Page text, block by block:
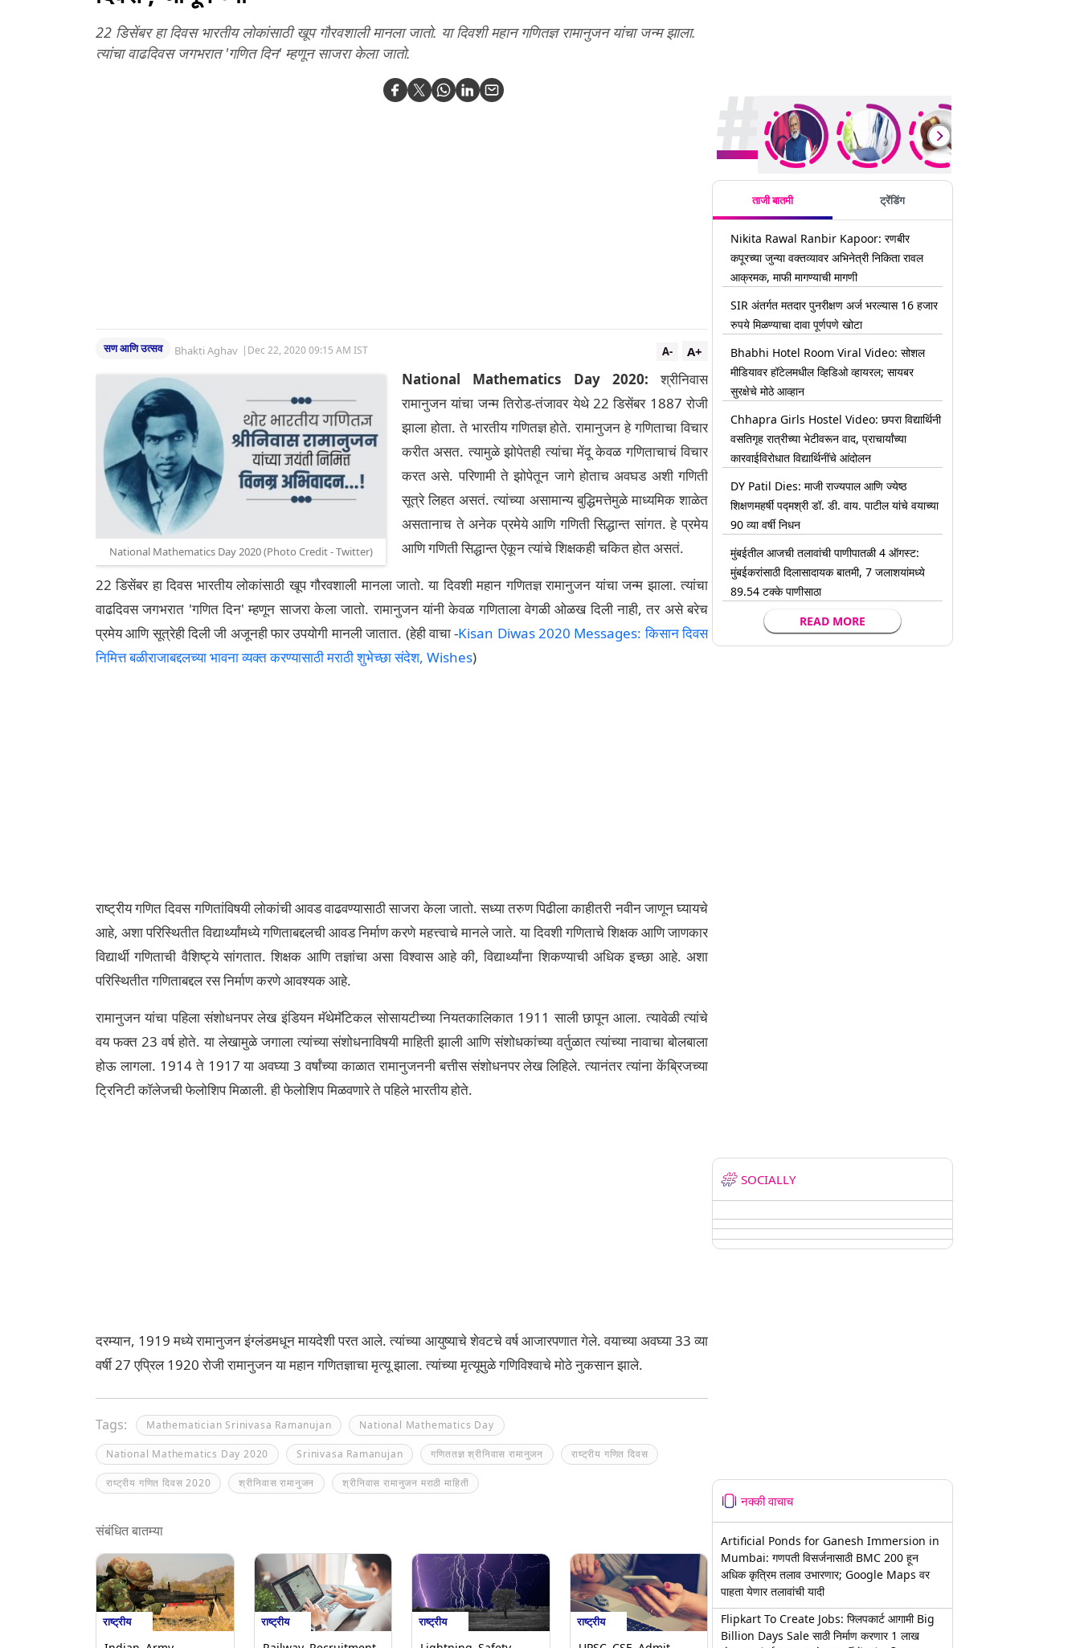
22 डिसेंबर हा दिवस भारतीय लोकांसाठी खूप गौरवशाली मानला जातो. या दिवशी महान गणितज्ञ रामानुजन यांचा जन्म झाला.
त्यांचा वाढदिवस जगभरात 'गणित दिन' म्हणून साजरा केला जातो.
सण आणि उत्सव Bhakti Aghav | Dec 22, 2020 09:15 AM IST A+
A-
National Mathematics Day 2020 (Photo Credit - Twitter)
National Mathematics Day 2020: श्रीनिवास
रामानुजन यांचा जन्म तिरोड-तंजावर येथे 22 डिसेंबर 1887 रोजी
झाला होता. ते भारतीय गणितज्ञ होते. रामानुजन हे गणिताचा विचार
करीत असत. त्यामुळे झोपेतही त्यांचा मेंदू केवळ गणिताचाचं विचार
करत असे. परिणामी ते झोपेतून जागे होताच अवघड अशी गणिती
सूत्रे लिहत असतं. त्यांच्या असामान्य बुद्धिमत्तेमुळे माध्यमिक शाळेत
असतानाच ते अनेक प्रमेये आणि गणिती सिद्धान्त सांगत. हे प्रमेय
आणि गणिती सिद्धान्त ऐकून त्यांचे शिक्षकही चकित होत असतं.
22 डिसेंबर हा दिवस भारतीय लोकांसाठी खूप गौरवशाली मानला जातो. या दिवशी महान गणितज्ञ रामानुजन यांचा जन्म झाला. त्यांचा
वाढदिवस जगभरात 'गणित दिन' म्हणून साजरा केला जातो. रामानुजन यांनी केवळ गणिताला वेगळी ओळख दिली नाही, तर असे बरेच
प्रमेय आणि सूत्रेही दिली जी अजूनही फार उपयोगी मानली जातात. (हेही वाचा -Kisan Diwas 2020 Messages: किसान दिवस
निमित्त बळीराजाबद्दलच्या भावना व्यक्त करण्यासाठी मराठी शुभेच्छा संदेश, Wishes)
राष्ट्रीय गणित दिवस गणितांविषयी लोकांची आवड वाढवण्यासाठी साजरा केला जातो. सध्या तरुण पिढीला काहीतरी नवीन जाणून घ्यायचे
आहे, अशा परिस्थितीत विद्यार्थ्यांमध्ये गणिताबद्दलची आवड निर्माण करणे महत्त्वाचे मानले जाते. या दिवशी गणिताचे शिक्षक आणि जाणकार
विद्यार्थी गणिताची वैशिष्ट्ये सांगतात. शिक्षक आणि तज्ञांचा असा विश्वास आहे की, विद्यार्थ्यांना शिकण्याची अधिक इच्छा आहे. अशा
परिस्थितीत गणिताबद्दल रस निर्माण करणे आवश्यक आहे.
रामानुजन यांचा पहिला संशोधनपर लेख इंडियन मॅथेमॅटिकल सोसायटीच्या नियतकालिकात 1911 साली छापून आला. त्यावेळी त्यांचे
वय फक्त 23 वर्ष होते. या लेखामुळे जगाला त्यांच्या संशोधनाविषयी माहिती झाली आणि संशोधकांच्या वर्तुळात त्यांच्या नावाचा बोलबाला
होऊ लागला. 1914 ते 1917 या अवघ्या 3 वर्षांच्या काळात रामानुजननी बत्तीस संशोधनपर लेख लिहिले. त्यानंतर त्यांना केंब्रिजच्या
ट्रिनिटी कॉलेजची फेलोशिप मिळाली. ही फेलोशिप मिळवणारे ते पहिले भारतीय होते.
दरम्यान, 1919 मध्ये रामानुजन इंग्लंडमधून मायदेशी परत आले. त्यांच्या आयुष्याचे शेवटचे वर्ष आजारपणात गेले. वयाच्या अवघ्या 33 व्या
वर्षी 27 एप्रिल 1920 रोजी रामानुजन या महान गणितज्ञाचा मृत्यू झाला. त्यांच्या मृत्यूमुळे गणिविश्वाचे मोठे नुकसान झाले.
Tags: Mathematician Srinivasa Ramanujan National Mathematics Day
National Mathematics Day 2020 Srinivasa Ramanujan गणिततज्ञ श्रीनिवास रामानुजन राष्ट्रीय गणित दिवस
राष्ट्रीय गणित दिवस 2020 श्रीनिवास रामानुजन श्रीनिवास रामानुजन मराठी माहिती
संबंधित बातम्या
राष्ट्रीय राष्ट्रीय राष्ट्रीय राष्ट्रीय
ताजी बातमी ट्रेंडिंग
Nikita Rawal Ranbir Kapoor: रणबीर
कपूरच्या जुन्या वक्तव्यावर अभिनेत्री निकिता रावल
आक्रमक, माफी मागण्याची मागणी
SIR अंतर्गत मतदार पुनरीक्षण अर्ज भरल्यास 16 हजार
रुपये मिळण्याचा दावा पूर्णपणे खोटा
Bhabhi Hotel Room Viral Video: सोशल
मीडियावर हॉटेलमधील व्हिडिओ व्हायरल; सायबर
सुरक्षेचे मोठे आव्हान
Chhapra Girls Hostel Video: छपरा विद्यार्थिनी
वसतिगृह रात्रीच्या भेटीवरून वाद, प्राचार्यांच्या
कारवाईविरोधात विद्यार्थिनींचे आंदोलन
DY Patil Dies: माजी राज्यपाल आणि ज्येष्ठ
शिक्षणमहर्षी पद्मश्री डॉ. डी. वाय. पाटील यांचे वयाच्या
90 व्या वर्षी निधन
मुंबईतील आजची तलावांची पाणीपातळी 4 ऑगस्ट:
मुंबईकरांसाठी दिलासादायक बातमी, 7 जलाशयांमध्ये
89.54 टक्के पाणीसाठा
READ MORE
SOCIALLY
नक्की वाचाच
Artificial Ponds for Ganesh Immersion in
Mumbai: गणपती विसर्जनासाठी BMC 200 हून
अधिक कृत्रिम तलाव उभारणार; Google Maps वर
पाहता येणार तलावांची यादी
Flipkart To Create Jobs: फ्लिपकार्ट आगामी Big
Billion Days Sale साठी निर्माण करणार 1 लाख